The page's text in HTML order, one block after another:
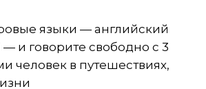
языки — английский
— и говорите свободно с 3
человек в путешествиях,